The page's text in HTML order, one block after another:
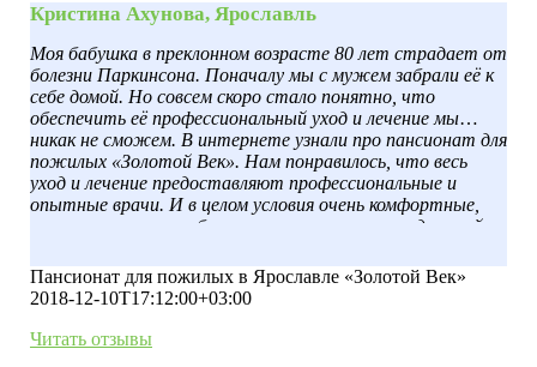
Кристина Ахунова, Ярославль
Моя бабушка в преклонном возрасте 80 лет страдает от
болезни Паркинсона. Поначалу мы с мужем забрали её к
себе домой. Но совсем скоро стало понятно, что
обеспечить её профессиональный уход и лечение мы
никак не сможем. В интернете узнали про пансионат для
пожилых «Золотой Век». Нам понравилось, что весь
уход и лечение предоставляют профессиональные и
опытные врачи. И в целом условия очень комфортные,
палаты уютные, мебель современная, есть отдельный
круглосуточным присмотром врачей, и я больше не
переживаю за её безопасность. Спасибо вам.
Пансионат для пожилых в Ярославле «Золотой Век»
2018-12-10T17:12:00+03:00
Читать отзывы